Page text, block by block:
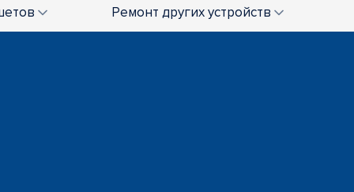
+7 (4732) 02-93-35 Ремонт других устройств